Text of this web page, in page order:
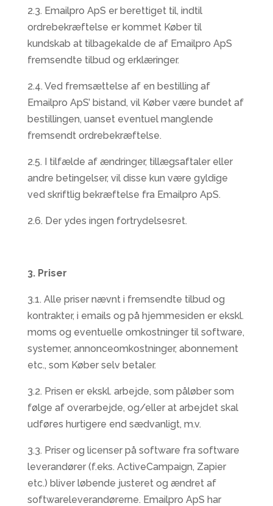
2.3. Emailpro ApS er berettiget til, indtil
ordrebekræftelse er kommet Køber til
kundskab at tilbagekalde de af Emailpro ApS
fremsendte tilbud og erklæringer.
2.4. Ved fremsættelse af en bestilling af
Emailpro ApS’ bistand, vil Køber være bundet af
bestillingen, uanset eventuel manglende
fremsendt ordrebekræftelse.
2.5. I tilfælde af ændringer, tillægsaftaler eller
andre betingelser, vil disse kun være gyldige
ved skriftlig bekræftelse fra Emailpro ApS.
2.6. Der ydes ingen fortrydelsesret.
3. Priser
3.1. Alle priser nævnt i fremsendte tilbud og
kontrakter, i emails og på hjemmesiden er ekskl.
moms og eventuelle omkostninger til software,
systemer, annonceomkostninger, abonnement
etc., som Køber selv betaler.
3.2. Prisen er ekskl. arbejde, som påløber som
følge af overarbejde, og/eller at arbejdet skal
udføres hurtigere end sædvanligt, m.v.
3.3. Priser og licenser på software fra software
leverandører (f.eks. ActiveCampaign, Zapier
etc.) bliver løbende justeret og ændret af
softwareleverandørerne. Emailpro ApS har